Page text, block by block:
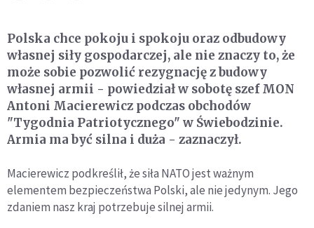
Polska chce pokoju i spokoju oraz odbudowy
własnej siły gospodarczej, ale nie znaczy to, że
może sobie pozwolić rezygnację z budowy
własnej armii - powiedział w sobotę szef MON
Antoni Macierewicz podczas obchodów
"Tygodnia Patriotycznego" w Świebodzinie.
Armia ma być silna i duża - zaznaczył.
Macierewicz podkreślił, że siła NATO jest ważnym
elementem bezpieczeństwa Polski, ale nie jedynym. Jego
zdaniem nasz kraj potrzebuje silnej armii.